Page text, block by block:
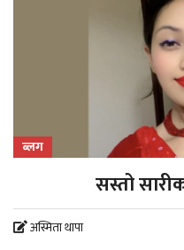
ब्लग
सस्तो
अस्मिता थापा